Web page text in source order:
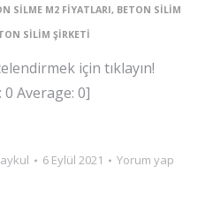
SİLME M2 FİYATLARI, BETON SİLİM
SİLİM ŞİRKETİ
için tıklayın!
0 Average: 0]
6 Eylül 2021 Yorum yap